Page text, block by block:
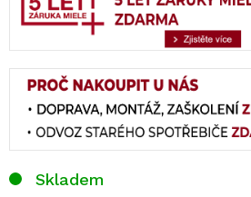
Skladem